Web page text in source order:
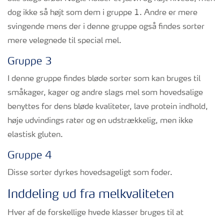
dog ikke så højt som dem i gruppe 1. Andre er mere
svingende mens der i denne gruppe også findes sorter
mere velegnede til special mel.
Gruppe 3
I denne gruppe findes bløde sorter som kan bruges til
småkager, kager og andre slags mel som hovedsalige
benyttes for dens bløde kvaliteter, lave protein indhold,
høje udvindings rater og en udstrækkelig, men ikke
elastisk gluten.
Gruppe 4
Disse sorter dyrkes hovedsageligt som foder.
Inddeling ud fra melkvaliteten
Hver af de forskellige hvede klasser bruges til at